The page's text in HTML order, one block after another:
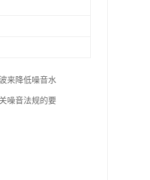
来降低噪音水
噪音法规的要